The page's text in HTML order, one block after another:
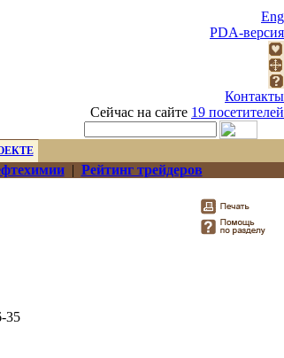
Eng
PDA-версия
Контакты
Сейчас на сайте 19 посетителей
| Рейтинг трейдеров
35